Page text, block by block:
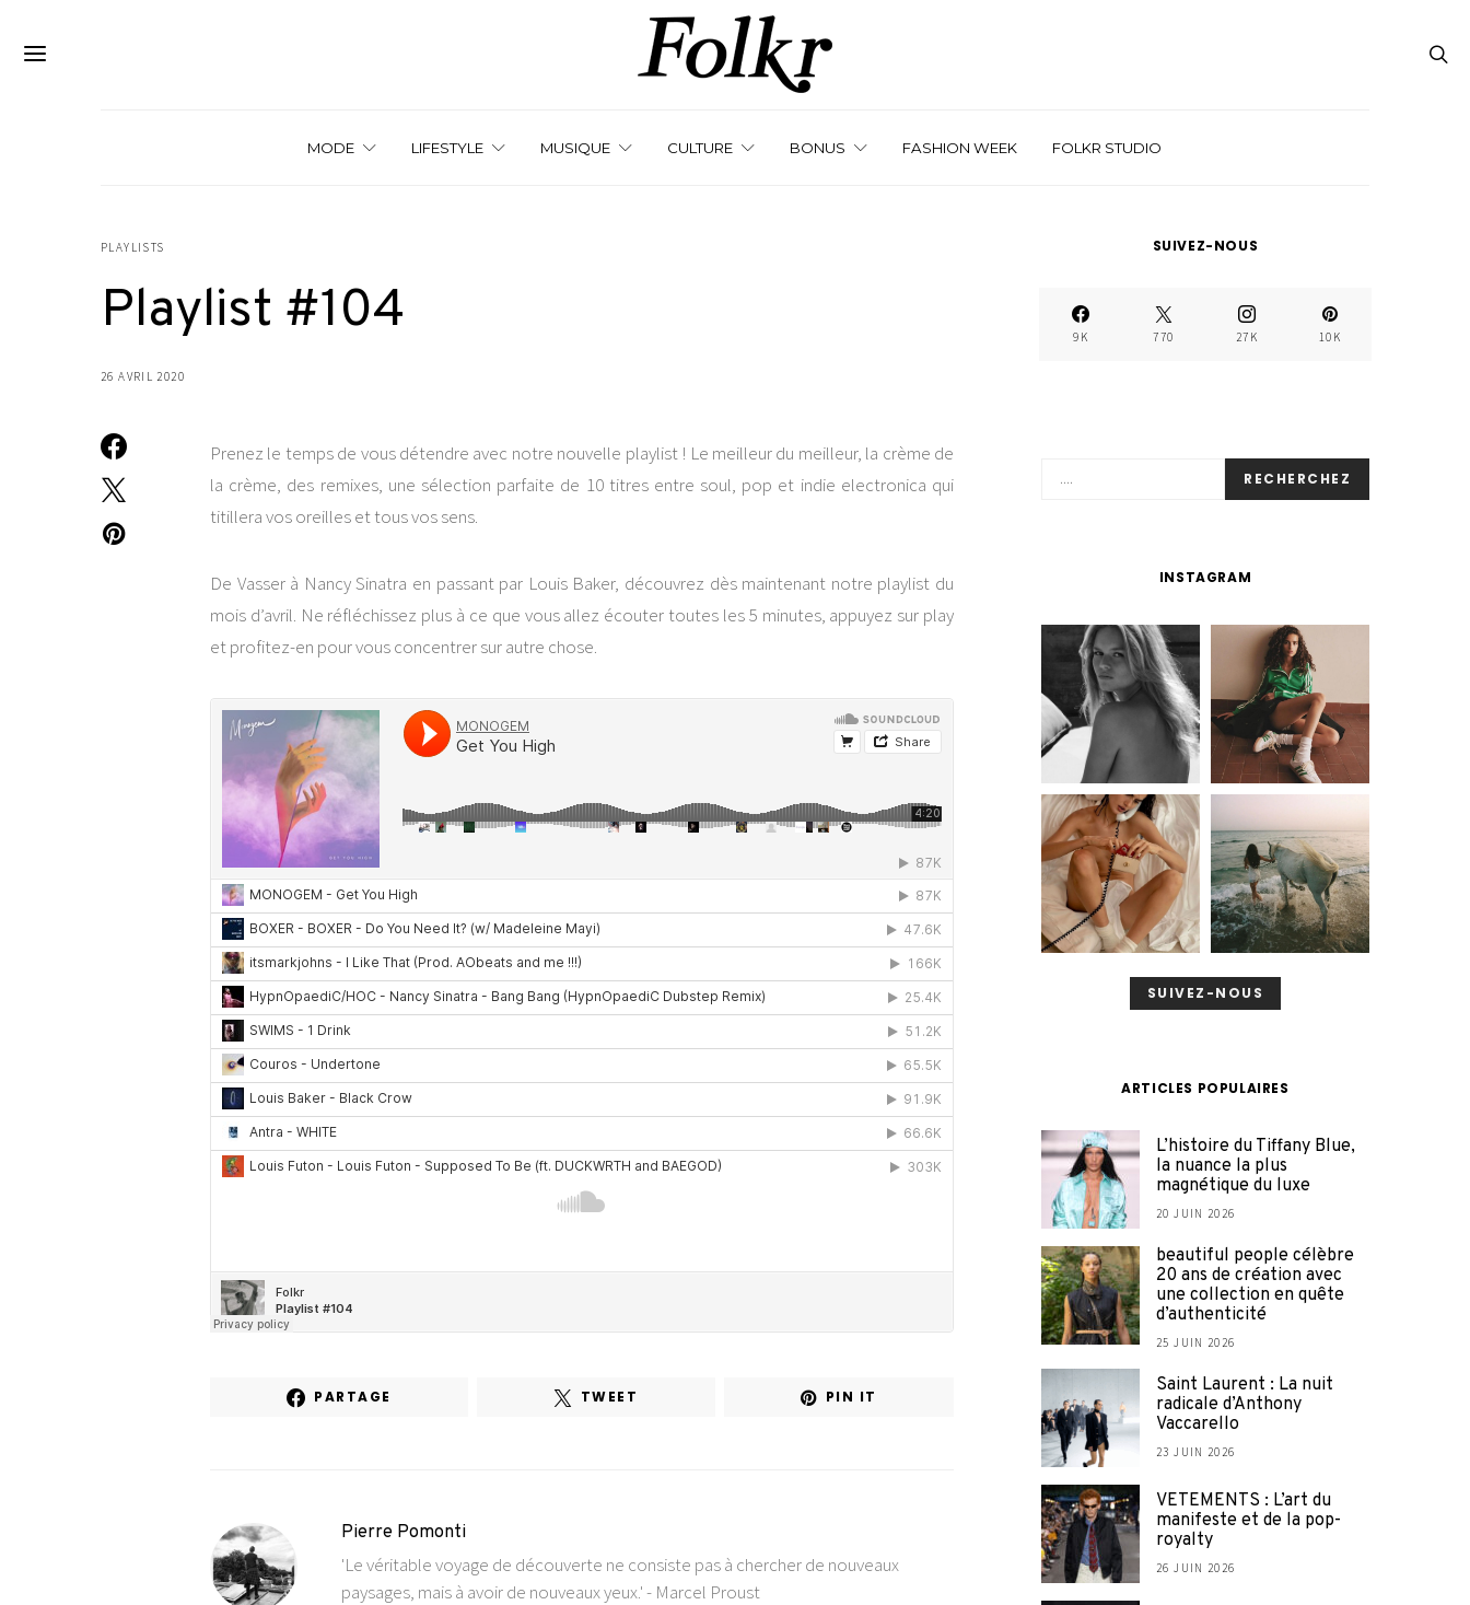
MODE LIFESTYLE MUSIQUE CULTURE BONUS FASHION WEEK FOLKR STUDIO
PLAYLISTS
Playlist #104
26 AVRIL 2020
Prenez le temps de vous détendre avec notre nouvelle playlist ! Le meilleur du meilleur, la crème de
la crème, des remixes, une sélection parfaite de 10 titres entre soul, pop et indie electronica qui
titillera vos oreilles et tous vos sens.
De Vasser à Nancy Sinatra en passant par Louis Baker, découvrez dès maintenant notre playlist du
mois d’avril. Ne réfléchissez plus à ce que vous allez écouter toutes les 5 minutes, appuyez sur play
et profitez-en pour vous concentrer sur autre chose.
PARTAGE TWEET PIN IT
Pierre Pomonti
'Le véritable voyage de découverte ne consiste pas à chercher de nouveaux
paysages, mais à avoir de nouveaux yeux.' - Marcel Proust
SUIVEZ-NOUS
9K 770 27K 10K
RECHERCHEZ
INSTAGRAM
SUIVEZ-NOUS
ARTICLES POPULAIRES
L’histoire du Tiffany Blue,
la nuance la plus
magnétique du luxe
20 JUIN 2026
beautiful people célèbre
20 ans de création avec
une collection en quête
d’authenticité
25 JUIN 2026
Saint Laurent : La nuit
radicale d’Anthony
Vaccarello
23 JUIN 2026
VETEMENTS : L’art du
manifeste et de la pop-
royalty
26 JUIN 2026